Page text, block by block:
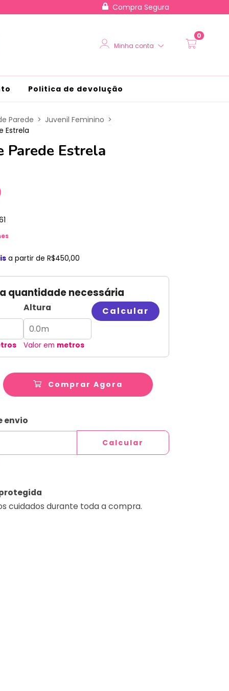
Compra Segura
Minha conta
0
Politica de devolução
Parede > Juvenil Feminino >
Estrela
Parede Estrela
a partir de R$450,00
quantidade necessária
Altura
Valor em metros
Calcular
Comprar Agora
envio
Calcular
cuidados durante toda a compra.